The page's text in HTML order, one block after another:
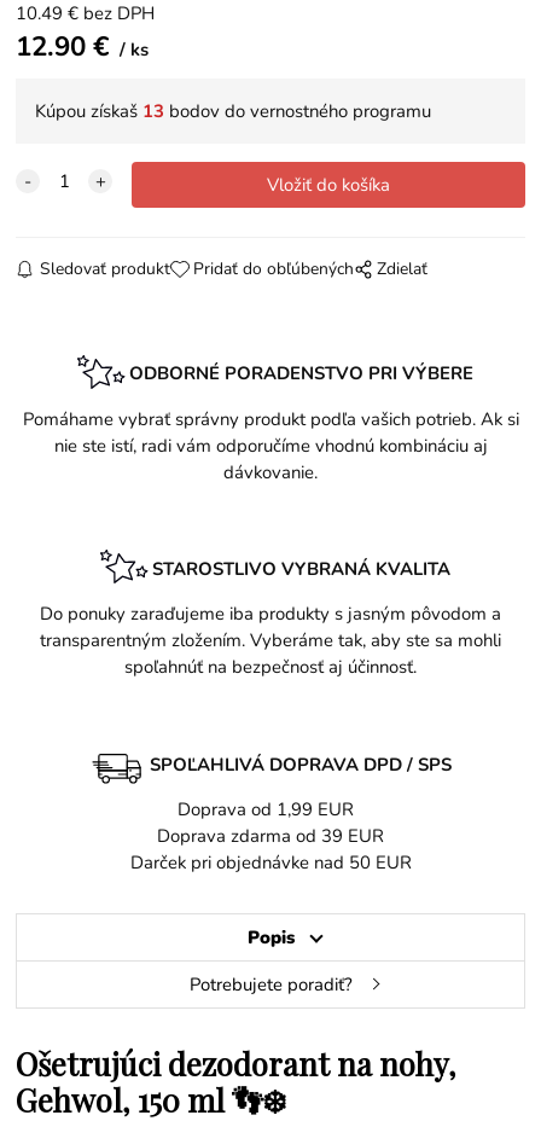
10.49 € bez DPH
12.90€ ks
Kúpou získaš 13 bodov do vernostného programu
Sledovať produkt Pridať do obľúbených Zdielať
ODBORNÉ PORADENSTVO PRI VÝBERE
Pomáhame vybrať správny produkt podľa vašich potrieb. Ak si
nie ste istí, radi vám odporučíme vhodnú kombináciu aj
dávkovanie.
STAROSTLIVO VYBRANÁ KVALITA
Do ponuky zaraďujeme iba produkty s jasným pôvodom a
transparentným zložením. Vyberáme tak, aby ste sa mohli
spoľahnúť na bezpečnosť aj účinnosť.
SPOĽAHLIVÁ DOPRAVA DPD / SPS
Doprava od 1,99 EUR
Doprava zdarma od 39 EUR
Darček pri objednávke nad 50 EUR
Popis
Potrebujete poradiť?
Ošetrujúci dezodorant na nohy,
Gehwol, 150 ml 👣❄️